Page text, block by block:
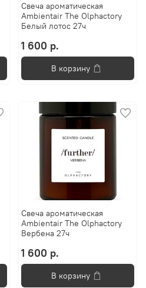
Свеча ароматическая
Ambientair The Olphactory
Белый лотос 27ч
1 600 р.
В корзину
Свеча ароматическая
Ambientair The Olphactory
Вербена 27ч
1 600 р.
В корзину